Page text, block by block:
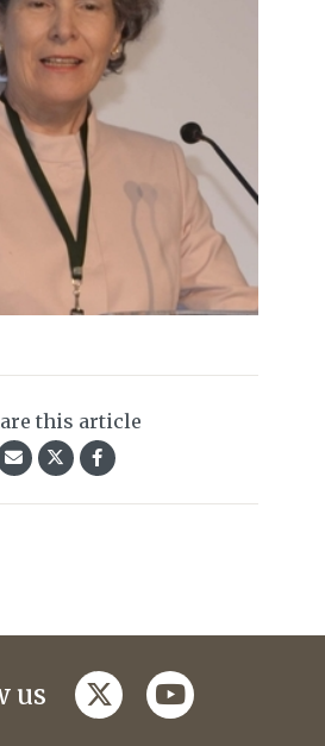
this article
us twitteryoutube